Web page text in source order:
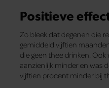
Positieve
Zo bleek dat degenen die
gemiddeld vijftien
die geen thee drinken.
aanzienlijk minder en was
vijftien procent minder bij